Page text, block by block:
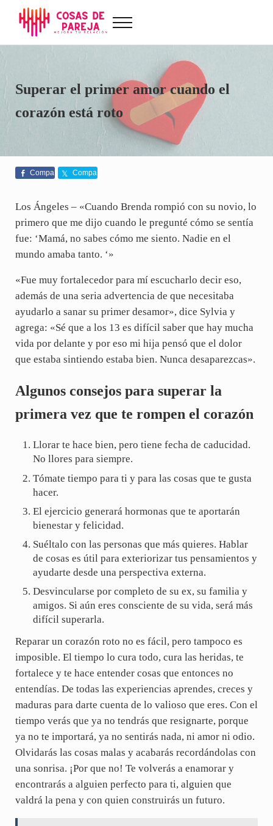
Saltar al contenido principal
Skip to after header navigation
Skip to site footer
Cosas de Pareja
Problemas de pareja, sexualidad, tests de amor...
Menu
Superar el primer amor cuando el
corazón está roto
Compa
Compa
Los Ángeles – «Cuando Brenda rompió con su novio, lo
primero que me dijo cuando le pregunté cómo se sentía
fue: ‘Mamá, no sabes cómo me siento. Nadie en el
mundo amaba tanto. ‘»
«Fue muy fortalecedor para mí escucharlo decir eso,
además de una seria advertencia de que necesitaba
ayudarlo a sanar su primer desamor», dice Sylvia y
agrega: «Sé que a los 13 es difícil saber que hay mucha
vida por delante y por eso mi hija pensó que el dolor
que estaba sintiendo estaba bien. Nunca desaparezcas».
Algunos consejos para superar la
primera vez que te rompen el corazón
Llorar te hace bien, pero tiene fecha de caducidad.
No llores para siempre.
Tómate tiempo para ti y para las cosas que te gusta
hacer.
El ejercicio generará hormonas que te aportarán
bienestar y felicidad.
Suéltalo con las personas que más quieres. Hablar
de cosas es útil para exteriorizar tus pensamientos y
ayudarte desde una perspectiva externa.
Desvincularse por completo de su ex, su familia y
amigos. Si aún eres consciente de su vida, será más
difícil superarla.
Reparar un corazón roto no es fácil, pero tampoco es
imposible. El tiempo lo cura todo, cura las heridas, te
fortalece y te hace entender cosas que entonces no
entendías. De todas las experiencias aprendes, creces y
maduras para darte cuenta de lo valioso que eres. Con el
tiempo verás que ya no tendrás que resignarte, porque
ya no te importará, ya no sentirás nada, ni amor ni odio.
Olvidarás las cosas malas y acabarás recordándolas con
una sonrisa. ¡Por que no! Te volverás a enamorar y
encontrarás a alguien perfecto para ti, alguien que
valdrá la pena y con quien construirás un futuro.